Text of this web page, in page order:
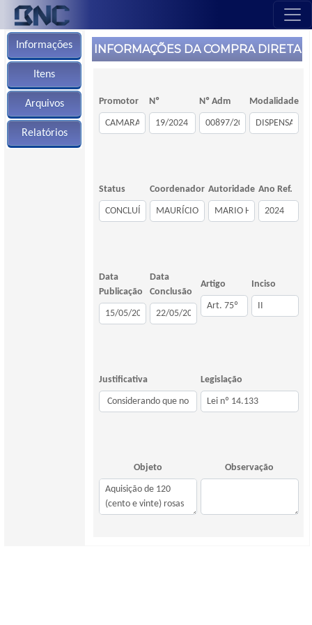
Informações
Itens
Arquivos
Relatórios
INFORMAÇÕES DA COMPRA DIRETA
Promotor Nº Nº Adm Modalidade
Status Coordenador Autoridade Ano Ref.
Data
Publicação
Data
Conclusão
Artigo Inciso
Justificativa Legislação
Objeto Observação